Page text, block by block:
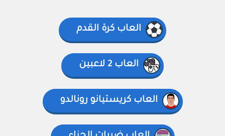
العاب كرة القدم
العاب 2 لاعبين
العاب كريستيانو رونالدو